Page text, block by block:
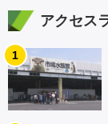
アクセス
1